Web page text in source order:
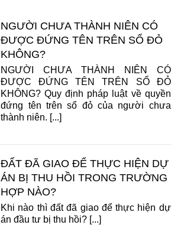
NGƯỜI CHƯA THÀNH NIÊN CÓ
ĐƯỢC ĐỨNG TÊN TRÊN SỔ ĐỎ
KHÔNG?
NGƯỜI CHƯA THÀNH NIÊN CÓ
ĐƯỢC ĐỨNG TÊN TRÊN SỔ ĐỎ
KHÔNG? Quy định pháp luật về quyền
đứng tên trên sổ đỏ của người chưa
thành niên. [...]
ĐẤT ĐÃ GIAO ĐỂ THỰC HIỆN DỰ
ÁN BỊ THU HỒI TRONG TRƯỜNG
HỢP NÀO?
Khi nào thì đất đã giao để thực hiện dự
án đầu tư bị thu hồi? [...]